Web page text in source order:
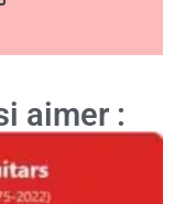
aimer :